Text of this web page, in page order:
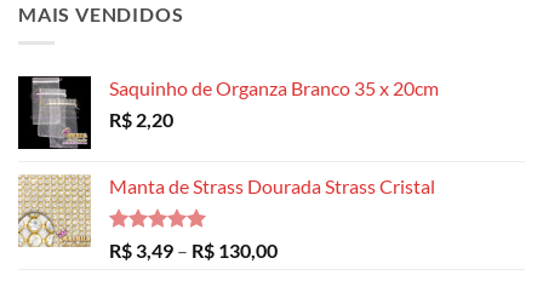
MAIS VENDIDOS
Saquinho de Organza Branco 35 x 20cm
R$ 2,20
Manta de Strass Dourada Strass Cristal
Avaliação
5.00
de 5
R$ 3,49 – R$ 130,00Faixa